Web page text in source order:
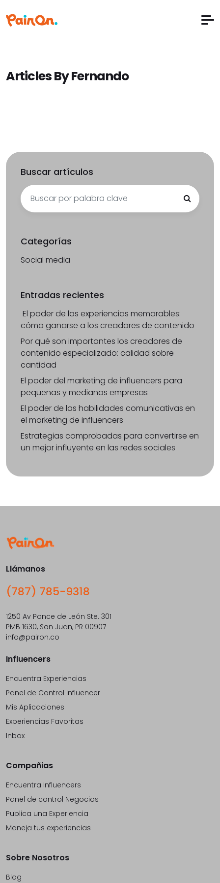
Articles By Fernando
Buscar artículos
Search
for:
Categorías
Social media
Entradas recientes
El poder de las experiencias memorables:
cómo ganarse a los creadores de contenido
Por qué son importantes los creadores de
contenido especializado: calidad sobre
cantidad
El poder del marketing de influencers para
pequeñas y medianas empresas
El poder de las habilidades comunicativas en
el marketing de influencers
Estrategias comprobadas para convertirse en
un mejor influyente en las redes sociales
Llámanos
(787) 785-9318
1250 Av Ponce de León Ste. 301
PMB 1630, San Juan, PR 00907
info@pairon.co
Influencers
Encuentra Experiencias
Panel de Control Influencer
Mis Aplicaciones
Experiencias Favoritas
Inbox
Compañias
Encuentra Influencers
Panel de control Negocios
Publica una Experiencia
Maneja tus experiencias
Sobre Nosotros
Blog